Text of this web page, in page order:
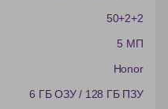
50+2+2
5 МП
Honor
6 ГБ ОЗУ / 128 ГБ ПЗУ